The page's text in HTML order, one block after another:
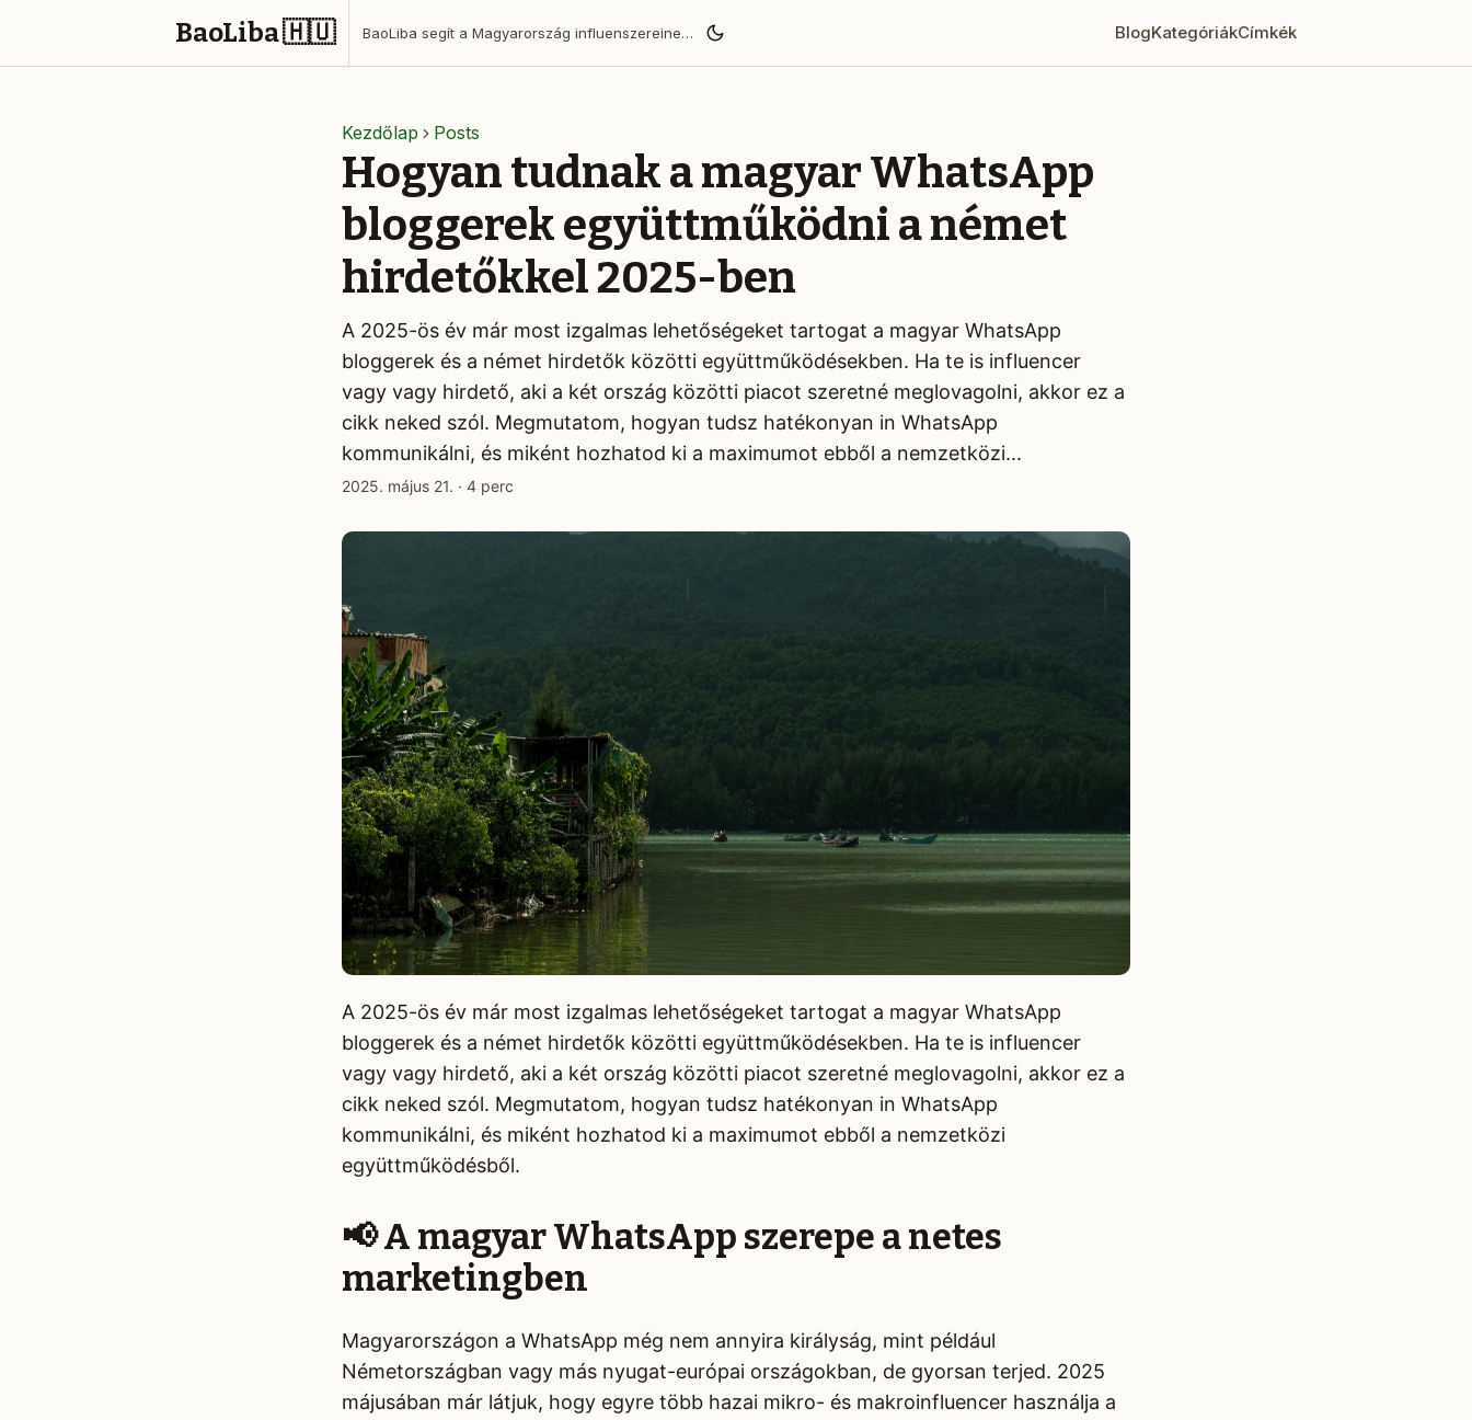
BaoLiba 🇭🇺 BaoLiba segít a Magyarország influenszereinek globális közönséget elérni és megbízható márkapartnerségeket építeni. BlogKategóriákCímkék
Kezdőlap Posts
Hogyan tudnak a magyar WhatsApp
bloggerek együttműködni a német
hirdetőkkel 2025-ben
A 2025-ös év már most izgalmas lehetőségeket tartogat a magyar WhatsApp
bloggerek és a német hirdetők közötti együttműködésekben. Ha te is influencer
vagy vagy hirdető, aki a két ország közötti piacot szeretné meglovagolni, akkor ez a
cikk neked szól. Megmutatom, hogyan tudsz hatékonyan in WhatsApp
kommunikálni, és miként hozhatod ki a maximumot ebből a nemzetközi...
2025. május 21. · 4 perc
A 2025-ös év már most izgalmas lehetőségeket tartogat a magyar WhatsApp
bloggerek és a német hirdetők közötti együttműködésekben. Ha te is influencer
vagy vagy hirdető, aki a két ország közötti piacot szeretné meglovagolni, akkor ez a
cikk neked szól. Megmutatom, hogyan tudsz hatékonyan in WhatsApp
kommunikálni, és miként hozhatod ki a maximumot ebből a nemzetközi
együttműködésből.
📢 A magyar WhatsApp szerepe a netes
marketingben
Magyarországon a WhatsApp még nem annyira királyság, mint például
Németországban vagy más nyugat-európai országokban, de gyorsan terjed. 2025
májusában már látjuk, hogy egyre több hazai mikro- és makroinfluencer használja a